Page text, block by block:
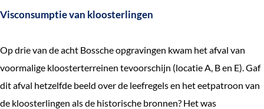
Visconsumptie van kloosterlingen
Op drie van de acht Bossche opgravingen kwam het afval van
voormalige kloosterterreinen tevoorschijn (locatie A, B en E). Gaf
dit afval hetzelfde beeld over de leefregels en het eetpatroon van
de kloosterlingen als de historische bronnen? Het was